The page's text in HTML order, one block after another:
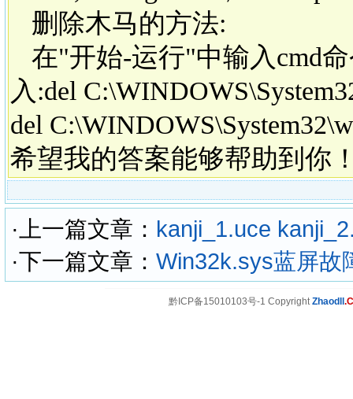
删除木马的方法:
在"开始-运行"中输入cmd
入:del
del
希望我的答案能够帮助到你
·上一篇文章： kanji_1.uce
·下一篇文章： Win32k.sys蓝屏故
黔ICP备15010103号-1 CopyrightZhaodll